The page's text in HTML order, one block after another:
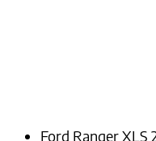
Ford Ranger XLS